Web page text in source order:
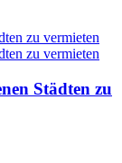
Städten zu